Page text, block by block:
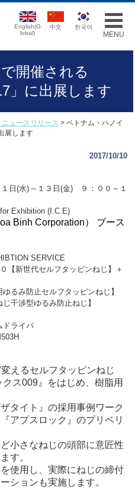
MENU
English(G
lobal)
中文 한국어
開催される
」に出展します
ュースリリース > ベトナム・ハノイ
展します
2017/10/10
日(水)～１３日(金) ９：００～１
Exhibition (I.C.E)
） ブース
SERVICE
【新世代セルフタッピンねじ】＋
】
るみ防止セルフタッピンねじ】
ゆるみ防止ねじ】
イバ
えるセルフタッピンねじ
クス009』をはじめ、樹脂用
イト』の採用事例ワーク
アプスロック』のプリベリ
さなねじの頭部に意匠性
す。
使用し、 実際にねじの締付
ションも実施します。